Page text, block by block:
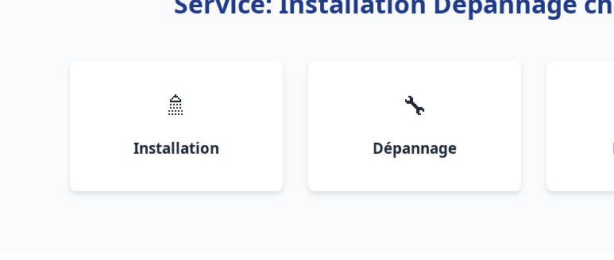
🚿
Installation
🔧
Dépannage